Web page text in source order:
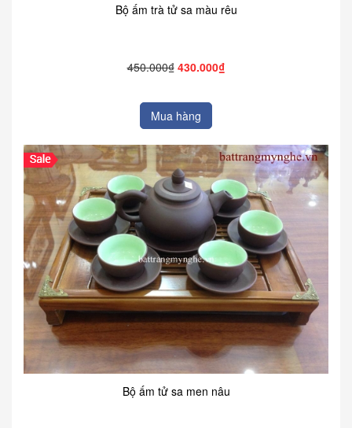
Bộ ấm trà tử sa màu rêu
450.000₫ 430.000₫
Mua hàng
Bộ ấm tử sa men nâu